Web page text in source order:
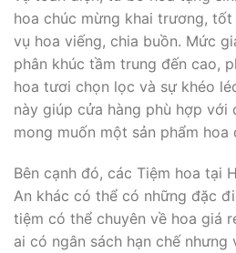
hoa chúc mừng khai trương,
vụ hoa viếng, chia buồn. Mức
phân khúc tầm trung đến cao,
hoa tươi chọn lọc và sự khéo
này giúp cửa hàng phù hợp với
mong muốn một sản phẩm hoa
Bên cạnh đó, các Tiệm hoa tại
An khác có thể có những đặc
tiệm có thể chuyên về hoa giá
ai có ngân sách hạn chế